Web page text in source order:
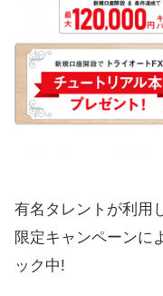
有名タレントが利用
限定キャンペーンに
ック中!